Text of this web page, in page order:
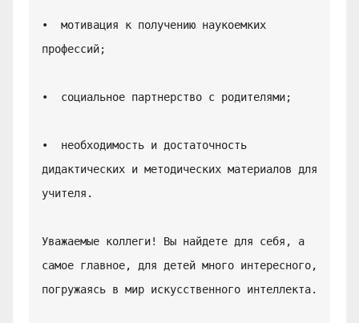
•  мотивация к получению наукоемких
профессий;
•  социальное партнерство с родителями;
•  необходимость и достаточность
дидактических и методических материалов для
учителя.
Уважаемые коллеги! Вы найдете для себя, а
самое главное, для детей много интересного,
погружаясь в мир искусственного интеллекта.